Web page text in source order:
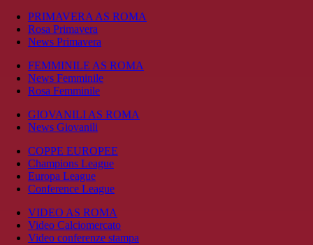
PRIMAVERA AS ROMA
Rosa Primavera
News Primavera
FEMMINILE AS ROMA
News Femminile
Rosa Femminile
GIOVANILI AS ROMA
News Giovanili
COPPE EUROPEE
Champions League
Europa League
Conference League
VIDEO AS ROMA
Video Calciomercato
Video conferenze stampa